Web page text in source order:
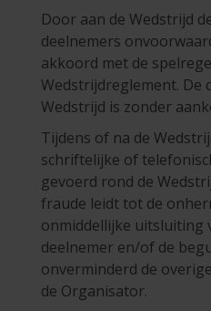
Door aan de Wedstrijd
deelnemers
akkoord met de
Wedstrijdreglement. De
Wedstrijd is zonder
Tijdens of na de
schriftelijke of
gevoerd rond de
fraude leidt tot de
onmiddellijke uitsluiting
deelnemer en/of de
onverminderd de
de Organisator.